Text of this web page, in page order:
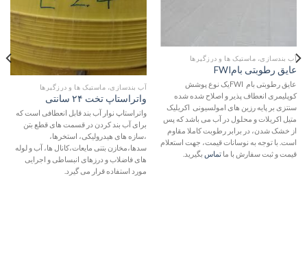
آب بندسازی، ماستیک ها و درزگیرها
عایق رطوبتی بامFWI
عایق رطوبتی بام FWIیک نوع پوشش
کوپلیمری انعطاف پذیر و اصلاح شده شده
سنتزی بر پایه رزین های امولسیونی اکریلیک
متیل اکریلات و محلول در آب می باشد که پس
از خشک شدن، در برابر رطوبت کاملا مقاوم
است. با توجه به نوسانات قیمت، جهت استعلام
قیمت و ثبت سفارش با ما تماس بگیرید.
آب بندسازی، ماستیک ها و درزگیرها
واتراستاپ تخت ۲۴ سانتی
واتراستاپ نوار آب بند قابل انعطافی است که
برای آب بند کردن در قسمت های قطع بتن
،سازه های هیدرولیکی، استخرها،
سدها،مخازن بتنی مایعات،کانال ها، آب و لوله
های فاضلاب و درزهای انبساطی و اجرایی
مورد استفاده قرار می گیرد.